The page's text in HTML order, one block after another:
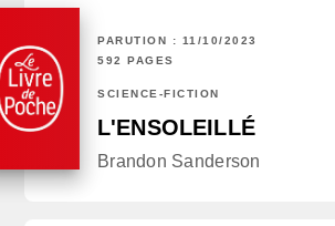
PARUTION : 11/10/2023
592 PAGES
SCIENCE-FICTION
L'ENSOLEILLÉ
Brandon Sanderson